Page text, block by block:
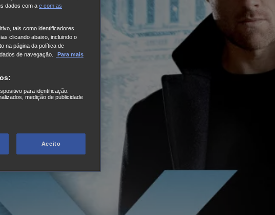
dados com a e com as
tais como identificadores
clicando abaixo, incluindo o
na página da política de
de navegação.
Para mais
para identificação.
medição de publicidade
Aceito